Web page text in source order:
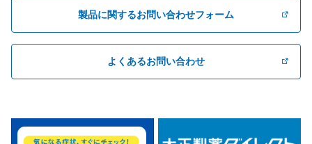
製品に関するお問い合わせフォーム
よくあるお問い合わせ